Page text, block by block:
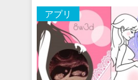
アプリ